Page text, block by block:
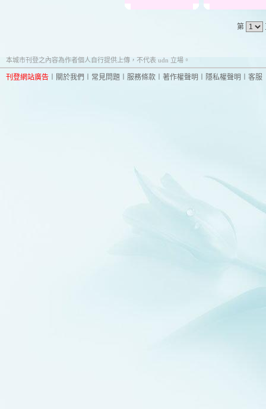
第
本城市刊登之內容為作者個人自行提供上傳，不代表 udn 立場。
刊登網站廣告 關於我們 常見問題 服務條款 著作權聲明 隱私權聲明 客服